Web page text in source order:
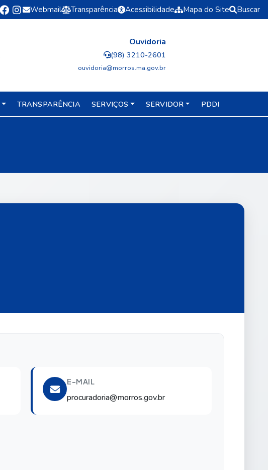
Webmail Transparência Acessibilidade Mapa do Site Buscar
Ouvidoria
(98) 3210-2601
ouvidoria@morros.ma.gov.br
TRANSPARÊNCIA SERVIÇOS SERVIDOR PDDI
E-MAIL
procuradoria@morros.gov.br